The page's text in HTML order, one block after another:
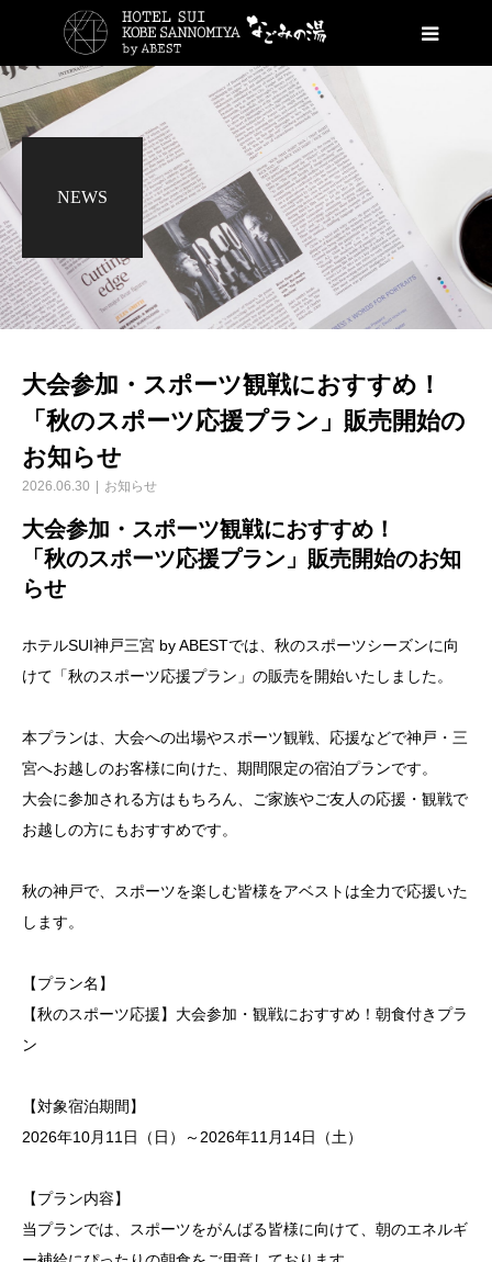
NEWS
大会参加・スポーツ観戦におすすめ！
「秋のスポーツ応援プラン」販売開始の
お知らせ
2026.06.30 お知らせ
大会参加・スポーツ観戦におすすめ！
「秋のスポーツ応援プラン」販売開始のお知
らせ
ホテルSUI神戸三宮 by ABESTでは、秋のスポーツシーズンに向
けて「秋のスポーツ応援プラン」の販売を開始いたしました。
本プランは、大会への出場やスポーツ観戦、応援などで神戸・三
宮へお越しのお客様に向けた、期間限定の宿泊プランです。
大会に参加される方はもちろん、ご家族やご友人の応援・観戦で
お越しの方にもおすすめです。
秋の神戸で、スポーツを楽しむ皆様をアベストは全力で応援いた
します。
【プラン名】
【秋のスポーツ応援】大会参加・観戦におすすめ！朝食付きプラ
ン
【対象宿泊期間】
2026年10月11日（日）～2026年11月14日（土）
【プラン内容】
当プランでは、スポーツをがんばる皆様に向けて、朝のエネルギ